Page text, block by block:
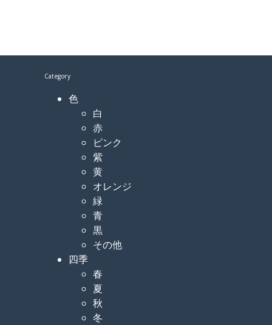
Category
色
白
赤
ピンク
紫
黄
オレンジ
緑
青
黒
その他
四季
春
夏
秋
冬